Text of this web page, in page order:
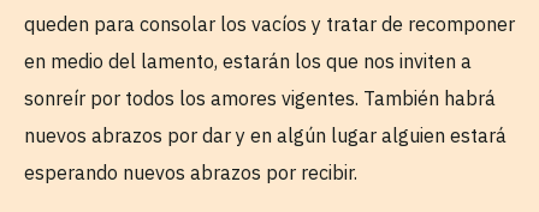
queden para consolar los vacíos y tratar de recomponer
en medio del lamento, estarán los que nos inviten a
sonreír por todos los amores vigentes. También habrá
nuevos abrazos por dar y en algún lugar alguien estará
esperando nuevos abrazos por recibir.